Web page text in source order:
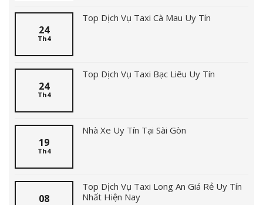
24
Th4
Top Dịch Vụ Taxi Cà Mau Uy Tín
24
Th4
Top Dịch Vụ Taxi Bạc Liêu Uy Tín
19
Th4
Nhà Xe Uy Tín Tại Sài Gòn
08
Top Dịch Vụ Taxi Long An Giá Rẻ Uy Tín
Nhất Hiện Nay